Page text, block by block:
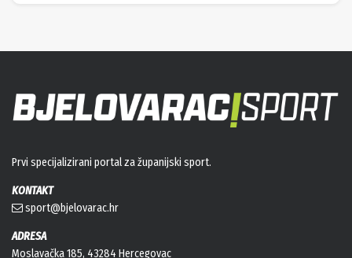
Prvi specijalizirani portal za županijski sport.
KONTAKT
sport@bjelovarac.hr
ADRESA
Moslavačka 185, 43284 Hercegovac